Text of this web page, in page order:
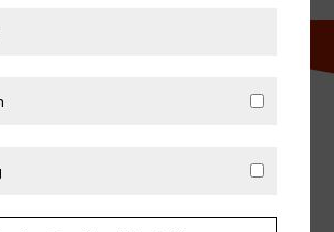
unter: